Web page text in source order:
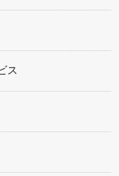
ス